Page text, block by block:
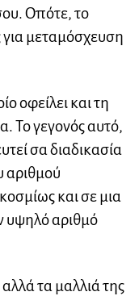
Οπότε, το
για μεταμόσχευση
οφείλει και τη
Το γεγονός αυτό,
σα διαδικασία
αριθμού
και σε μια
υψηλό αριθμό
τα μαλλιά της